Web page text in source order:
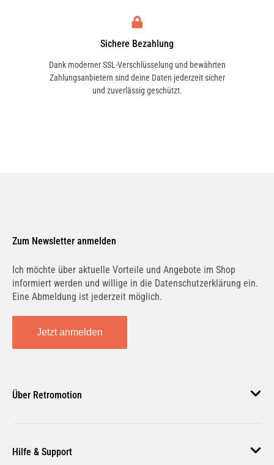
Sichere Bezahlung
Dank moderner SSL-Verschlüsselung und bewährten
Zahlungsanbietern sind deine Daten jederzeit sicher
und zuverlässig geschützt.
Zum Newsletter anmelden
Ich möchte über aktuelle Vorteile und Angebote im Shop
informiert werden und willige in die Datenschutzerklärung ein.
Eine Abmeldung ist jederzeit möglich.
Jetzt anmelden
Über Retromotion
Unsere Jobs
Hilfe & Support